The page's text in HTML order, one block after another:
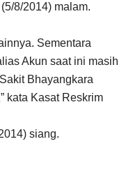
8/2014) malam.
Sementara
Akun saat ini masih
Bhayangkara
kata Kasat Reskrim
siang.